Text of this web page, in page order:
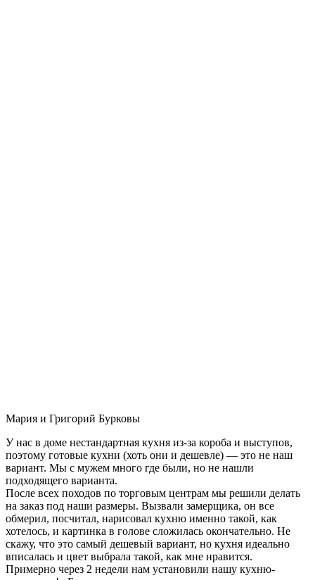
Мария и Григорий Бурковы
У нас в доме нестандартная кухня из-за короба и выступов,
поэтому готовые кухни (хоть они и дешевле) — это не наш
вариант. Мы с мужем много где были, но не нашли
подходящего варианта.
После всех походов по торговым центрам мы решили делать
на заказ под наши размеры. Вызвали замерщика, он все
обмерил, посчитал, нарисовал кухню именно такой, как
хотелось, и картинка в голове сложилась окончательно. Не
скажу, что это самый дешевый вариант, но кухня идеально
вписалась и цвет выбрала такой, как мне нравится.
Примерно через 2 недели нам установили нашу кухню-